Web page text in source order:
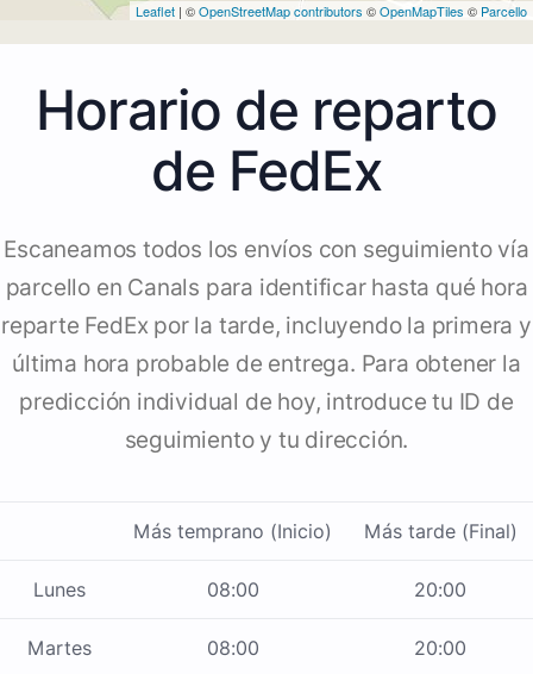
Leaflet | ©OpenStreetMap contributors ©OpenMapTiles © Parcello
Horario de reparto
de FedEx
Escaneamos todos los envíos con seguimiento vía
parcello en Canals para identificar hasta qué hora
reparte FedEx por la tarde, incluyendo la primera y
última hora probable de entrega. Para obtener la
predicción individual de hoy, introduce tu ID de
seguimiento y tu dirección.
Más temprano (Inicio) Más tarde (Final)
Lunes 08:00 20:00
Martes 08:00 20:00